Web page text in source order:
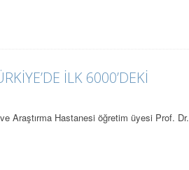
İLK 6000’DEKİ
Araştırma Hastanesi öğretim üyesi Prof. Dr.